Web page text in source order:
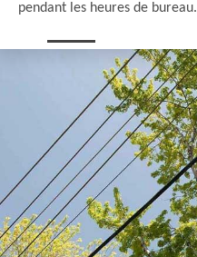
pendant les heures de bureau.